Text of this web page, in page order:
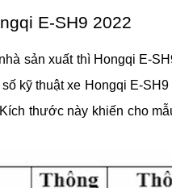
E-SH9 2022
sản xuất thì Hongqi E-
kỹ thuật xe Hongqi E-
thước này khiến cho